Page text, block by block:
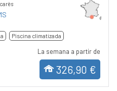
Piscina climatizada
La semana a partir de
326,90 €